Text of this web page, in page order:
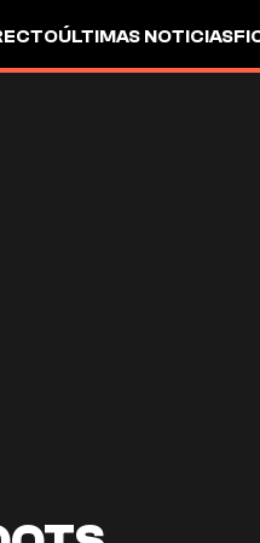
ÚLTIMAS NOTICIAS